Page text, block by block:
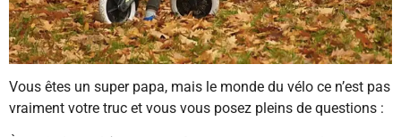
Vous êtes un super papa, mais le monde du vélo ce n’est pas
vraiment votre truc et vous vous posez pleins de questions :